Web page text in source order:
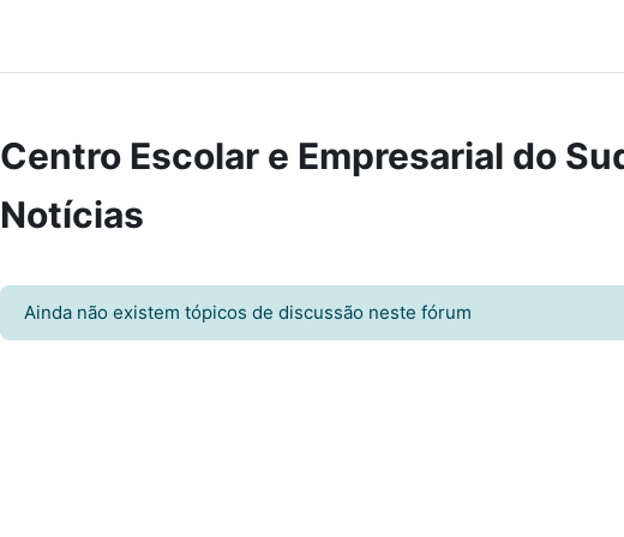
Centro Escolar e Empresarial do
Notícias
Ainda não existem tópicos de discussão neste fórum